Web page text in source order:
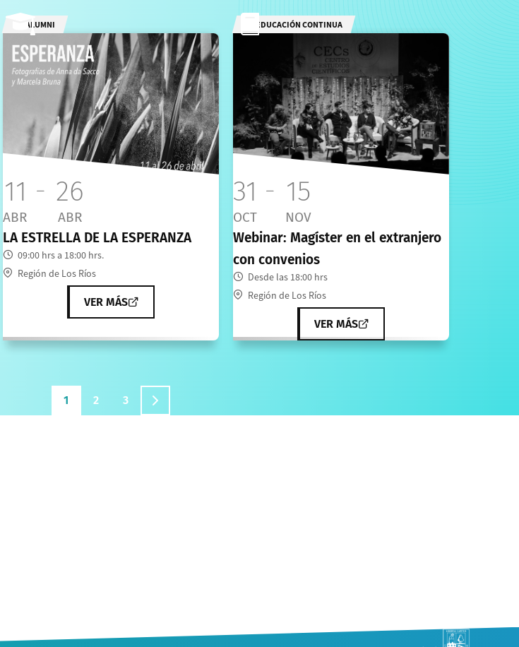
ALUMNI
11
ABR
26
ABR
LA ESTRELLA DE LA ESPERANZA
09:00 hrs a 18:00 hrs.
Región de Los Ríos
VER MÁS
EDUCACIÓN CONTINUA
31
OCT
15
NOV
Webinar: Magíster en el extranjero
con convenios
Desde las 18:00 hrs
Región de Los Ríos
VER MÁS
1 2 3